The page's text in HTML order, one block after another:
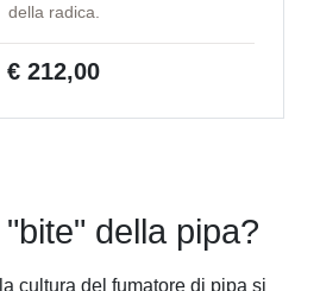
della radica.
€ 212,00
della pipa?
cultura del fumatore di pipa si